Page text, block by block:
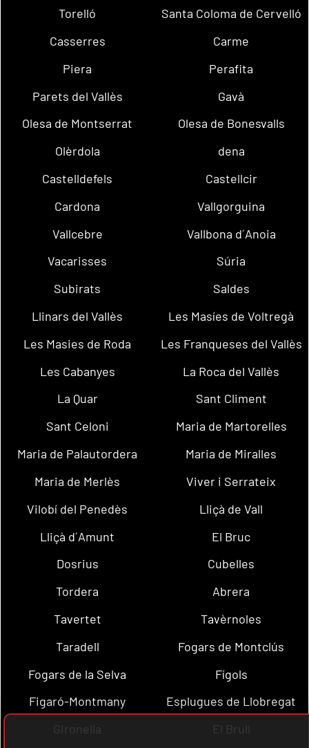
Torelló
Santa Coloma de Cervelló
Casserres
Carme
Piera
Perafita
Parets del Vallès
Gavà
Olesa de Montserrat
Olesa de Bonesvalls
Olèrdola
dena
Castelldefels
Castellcir
Cardona
Vallgorguina
Vallcebre
Vallbona d´Anoia
Vacarisses
Súria
Subirats
Saldes
Llinars del Vallès
Les Masíes de Voltregà
Les Masies de Roda
Les Franqueses del Vallès
Les Cabanyes
La Roca del Vallès
La Quar
Sant Climent
Sant Celoni
Maria de Martorelles
Maria de Palautordera
Maria de Miralles
Maria de Merlès
Viver i Serrateix
Vilobí del Penedès
Lliçà de Vall
Lliçà d´Amunt
El Bruc
Dosrius
Cubelles
Tordera
Abrera
Tavertet
Tavèrnoles
Taradell
Fogars de Montclús
Fogars de la Selva
Fígols
Figaró-Montmany
Esplugues de Llobregat
Gironella
El Brull